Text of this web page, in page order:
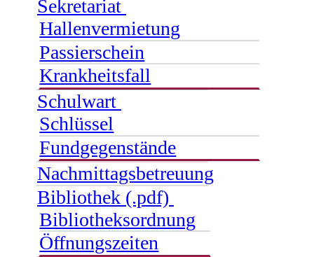
Sekretariat
Hallenvermietung
Passierschein
Krankheitsfall
Schulwart
Schlüssel
Fundgegenstände
Nachmittagsbetreuung
Bibliothek (.pdf)
Bibliotheksordnung
Öffnungszeiten